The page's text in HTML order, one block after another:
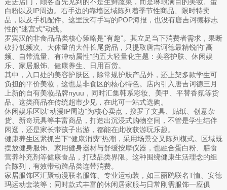
白粉以及IP周边。右手边的靠墙区域陈列着季节性商品、限时特卖
品，以及手机配件。这里没有手写的POP海报，也没有唐吉诃德标志
性的“迷宫式”动线。
罗宾汉的非食品品类核心策略是“有趣”。其立足当下消费者需求，果断
砍掉低频次、大体量的大件长尾货品，只提取唐吉诃德最精锐的“高
频、自带流量、有冲动属性”的五大轻量化主题：美容护肤、休闲娱
乐、家居服饰、健康养生、日用百货。
其中，入口处的美容护肤区，除常规护肤产品外，还上架多款学生可
负担的平价美妆，这也是非食区的核心特色。店内引入唐吉诃德三月
上新的自有美妆品牌nyuu，同时汇集韩系彩妆、美甲、平替香氛等货
品。这类商品在传统超市少见，在此可一站式选购。
休闲娱乐区以“动漫IP周边”为核心卖点，搜罗了文具、贴纸、创意杂
货、新奇玩具等丰富商品，打造出沉浸式购物空间，不管是学生结伴
闲逛，还是家长带孩子出游，都能在此收获游玩乐趣。
健康养生区紧抓当下“健康消费”热潮，采用场景交叉陈列模式。区域既
摆放健身服饰、家用健身器材与舒缓按摩仪器，也融合蛋白粉、膳食
营养补充剂等健康食品，打破品类界限。这种围绕健康生活理念的组
合陈列，有效带动跨品类连带消费。
家居服饰区汇聚动漫联名服饰、专业运动装，如三丽鸥联名T恤、安德
玛运动套装等；同时款式丰富的休闲居家服与日常刚需服饰一应俱